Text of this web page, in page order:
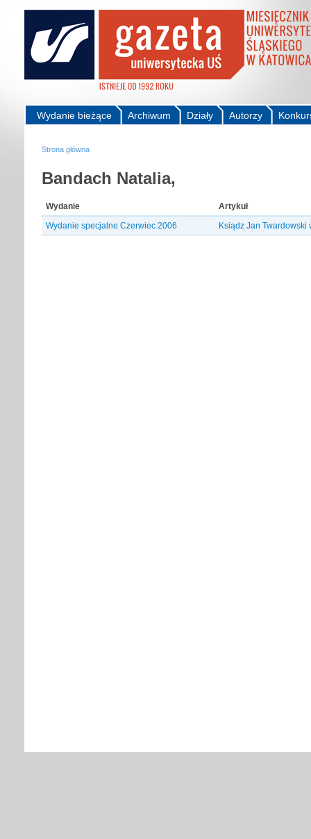
Autorzy
Działy
Archiwum
Wydanie bieżące
Strona główna
Bandach Natalia,
Wydanie
Artykuł
Wydanie specjalne Czerwiec 2006
Ksiądz Jan Twardowski